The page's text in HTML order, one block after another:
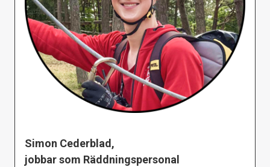
Simon Cederblad,
jobbar som Räddningspersonal